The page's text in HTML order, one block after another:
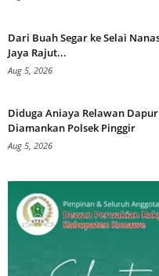
Dari Buah Segar ke Selai
Jaya Rajut...
Aug 5, 2026
Diduga Aniaya Relawan
Diamankan Polsek Pinggir
Aug 5, 2026